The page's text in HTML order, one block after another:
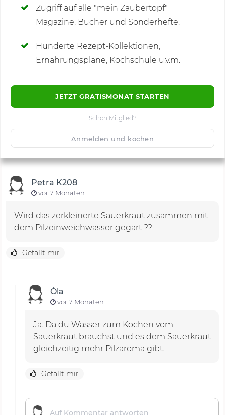
Zugriff auf alle "mein Zaubertopf"
Magazine, Bücher und Sonderhefte.
Hunderte Rezept-Kollektionen,
Ernährungspläne, Kochschule u.v.m.
JETZT GRATISMONAT STARTEN
Schon Mitglied?
Anmelden und kochen
Kommentare(2)
🙂 1500 Speichern
Petra K208
vor 7 Monaten
Wird das zerkleinerte Sauerkraut zusammen mit
dem Pilzeinweichwasser gegart ??
Gefällt mir
Óla
vor 7 Monaten
Ja. Da du Wasser zum Kochen vom
Sauerkraut brauchst und es dem Sauerkraut
gleichzeitig mehr Pilzaroma gibt.
Gefällt mir